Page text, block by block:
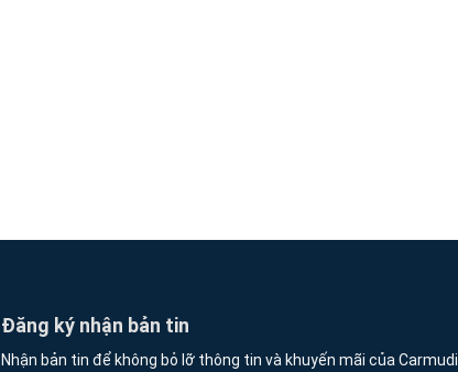
Đăng ký nhận bản tin
Nhận bản tin để không bỏ lỡ thông tin và khuyến mãi của Carmudi